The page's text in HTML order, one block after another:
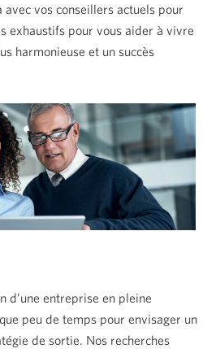
vos conseillers actuels pour
exhaustifs pour vous aider à vivre
harmonieuse et un succès
d’une entreprise en pleine
peu de temps pour envisager un
de sortie. Nos recherches